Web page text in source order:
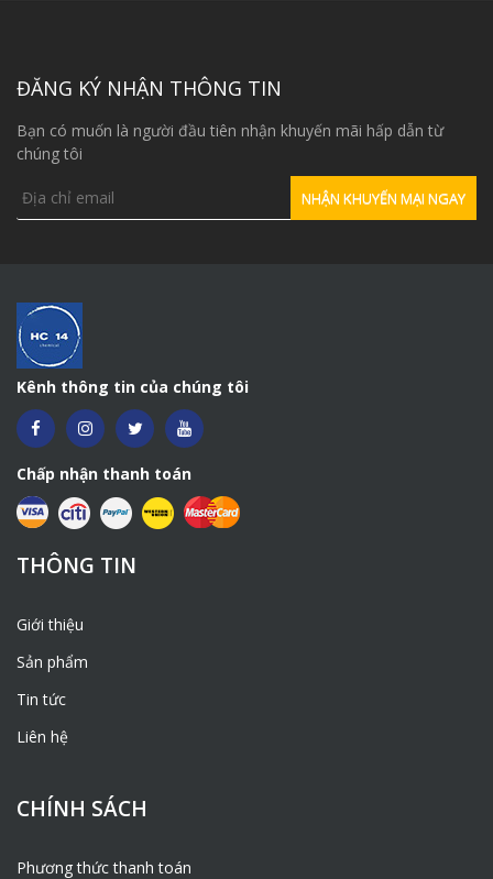
ĐĂNG KÝ NHẬN THÔNG TIN
Bạn có muốn là người đầu tiên nhận khuyến mãi hấp dẫn từ
chúng tôi
Kênh thông tin của chúng tôi
Chấp nhận thanh toán
THÔNG TIN
Giới thiệu
Sản phẩm
Tin tức
Liên hệ
CHÍNH SÁCH
Phương thức thanh toán